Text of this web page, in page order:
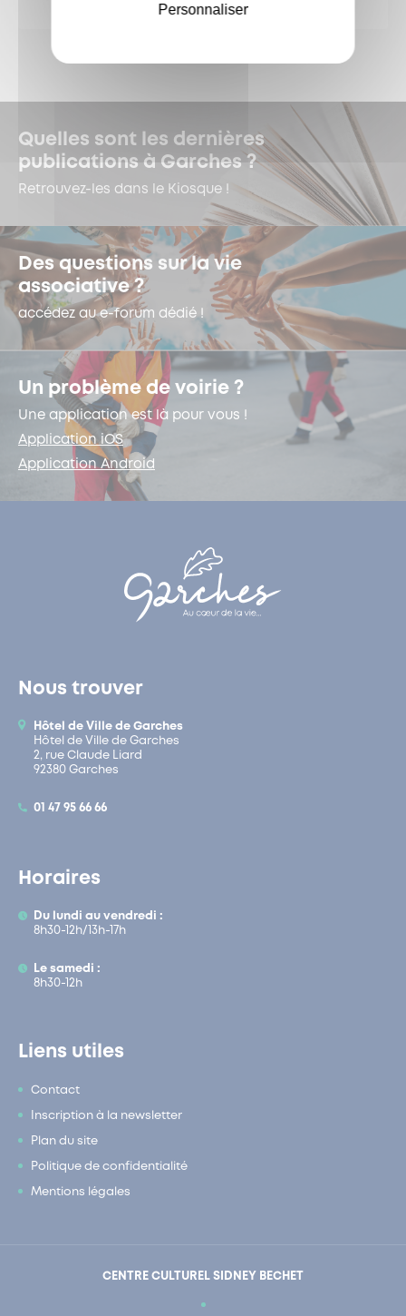
Quelles sont les dernières
publications à Garches ?
Retrouvez-les dans le Kiosque !
Des questions sur la vie
associative ?
accédez au e-forum dédié !
Un problème de voirie ?
Une application est là pour vous !
Application iOS
Application Android
Nous trouver
Hôtel de Ville de Garches
Hôtel de Ville de Garches
2, rue Claude Liard
92380 Garches
01 47 95 66 66
Horaires
Du lundi au vendredi :
8h30-12h/13h-17h
Le samedi :
8h30-12h
Liens utiles
Contact
Inscription à la newsletter
Plan du site
Politique de confidentialité
Mentions légales
CENTRE CULTUREL SIDNEY BECHET
Personnaliser